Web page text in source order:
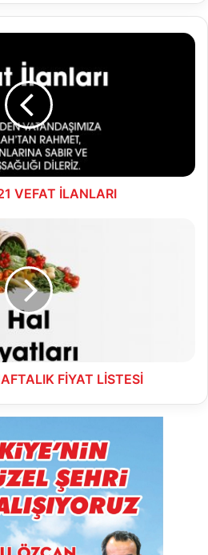
VEFAT İLANLARI
FİYAT LİSTESİ